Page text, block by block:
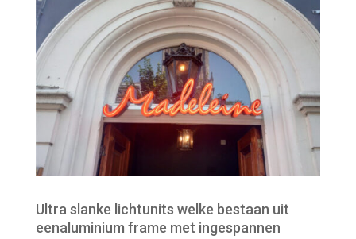
Ultra slanke lichtunits welke bestaan uit
eenaluminium frame met ingespannen